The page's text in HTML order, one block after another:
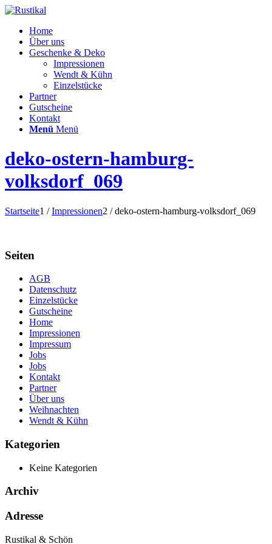
Home
Über uns
Geschenke & Deko
Impressionen
Wendt & Kühn
Einzelstücke
Partner
Gutscheine
Kontakt
Menü Menü
deko-ostern-hamburg-
volksdorf_069
Startseite1 / Impressionen2 / deko-ostern-hamburg-volksdorf_069
Seiten
AGB
Datenschutz
Einzelstücke
Gutscheine
Home
Impressionen
Impressum
Jobs
Jobs
Kontakt
Partner
Über uns
Weihnachten
Wendt & Kühn
Kategorien
Keine Kategorien
Archiv
Adresse
Rustikal & Schön